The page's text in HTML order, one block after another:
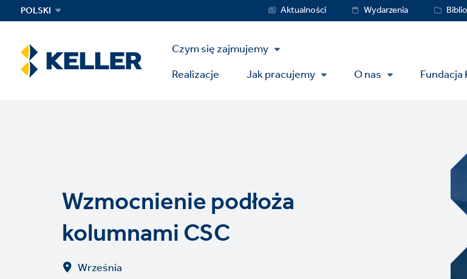
to
content
POLSKI Service
MenuAktualności Wydarzenia
Main
Menu
Czym się zajmujemy
Realizacje
Jak pracujemy O nas Fundacja
Wzmocnienie podłoża
kolumnami CSC
Września